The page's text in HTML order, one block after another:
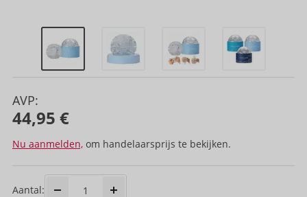
AVP:
44,95 €
Nu aanmelden, om handelaarsprijs te bekijken.
Aantal: